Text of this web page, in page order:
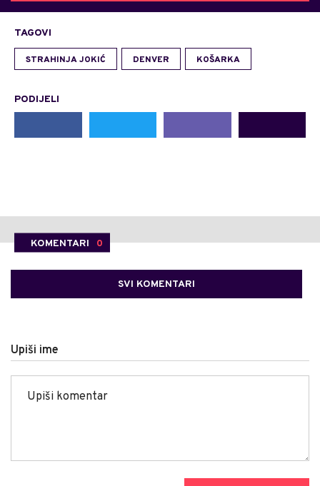
TAGOVI
STRAHINJA JOKIĆ DENVER KOŠARKA
PODIJELI
KOMENTARI 0
SVI KOMENTARI
Upiši ime